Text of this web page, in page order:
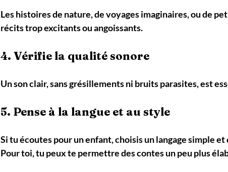
Les histoires de nature, de voyages imaginaires, ou de
récits trop excitants ou angoissants.
4. Vérifie la qualité sonore
Un son clair, sans grésillements ni bruits parasites, est
5. Pense à la langue et au style
Si tu écoutes pour un enfant, choisis un langage simple et
Pour toi, tu peux te permettre des contes un peu plus